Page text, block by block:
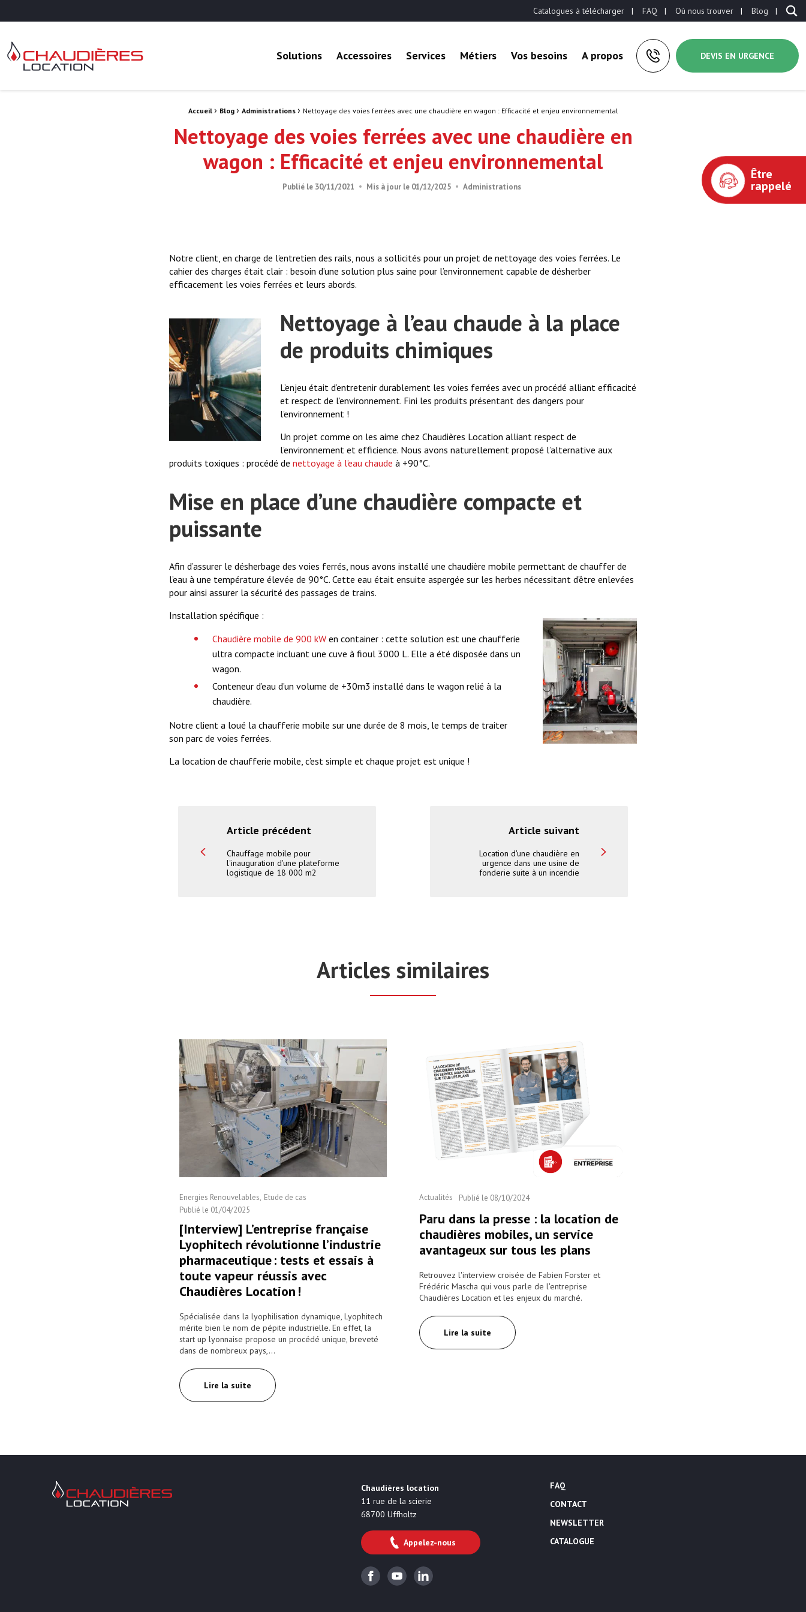
Catalogues à télécharger FAQ Où nous trouver Blog
Chaudières Location Location de chaudière et chaufferie mobile B2B
Solutions Accessoires Services Métiers Vos besoins A propos DEVIS EN URGENCE
Accueil › Blog › Administrations › Nettoyage des voies ferrées avec une chaudière en wagon : Efficacité et enjeu environnemental
Nettoyage des voies ferrées avec une chaudière en
wagon : Efficacité et enjeu environnemental
Publié le 30/11/2021 Mis à jour le 01/12/2025 Administrations
Notre client, en charge de l’entretien des rails, nous a sollicités pour un projet de nettoyage des voies ferrées. Le
cahier des charges était clair : besoin d’une solution plus saine pour l’environnement capable de désherber
efficacement les voies ferrées et leurs abords.
Nettoyage à l’eau chaude à la place
de produits chimiques
L’enjeu était d’entretenir durablement les voies ferrées avec un procédé alliant efficacité
et respect de l’environnement. Fini les produits présentant des dangers pour
l’environnement !
Un projet comme on les aime chez Chaudières Location alliant respect de
l’environnement et efficience. Nous avons naturellement proposé l’alternative aux
produits toxiques : procédé de nettoyage à l’eau chaude à +90°C.
Mise en place d’une chaudière compacte et
puissante
Afin d’assurer le désherbage des voies ferrés, nous avons installé une chaudière mobile permettant de chauffer de
l’eau à une température élevée de 90°C. Cette eau était ensuite aspergée sur les herbes nécessitant d’être enlevées
pour ainsi assurer la sécurité des passages de trains.
Installation spécifique :
Chaudière mobile de 900 kW en container : cette solution est une chaufferie
ultra compacte incluant une cuve à fioul 3000 L. Elle a été disposée dans un
wagon.
Conteneur d’eau d’un volume de +30m3 installé dans le wagon relié à la
chaudière.
Notre client a loué la chaufferie mobile sur une durée de 8 mois, le temps de traiter
son parc de voies ferrées.
La location de chaufferie mobile, c’est simple et chaque projet est unique !
Article précédent
Chauffage mobile pour
l'inauguration d'une plateforme
logistique de 18 000 m2
Article suivant
Location d'une chaudière en
urgence dans une usine de
fonderie suite à un incendie
Articles similaires
Energies Renouvelables Etude de cas
Publié le 01/04/2025
[Interview] L’entreprise française
Lyophitech révolutionne l’industrie
pharmaceutique : tests et essais à
toute vapeur réussis avec
Chaudières Location !
Spécialisée dans la lyophilisation dynamique, Lyophitech
mérite bien le nom de pépite industrielle. En effet, la
start up lyonnaise propose un procédé unique, breveté
dans de nombreux pays,…
Lire la suite
Actualités Publié le 08/10/2024
Paru dans la presse : la location de
chaudières mobiles, un service
avantageux sur tous les plans
Retrouvez l'interview croisée de Fabien Forster et
Frédéric Mascha qui vous parle de l'entreprise
Chaudières Location et les enjeux du marché.
Lire la suite
Chaudières Location Location de chaudière et chaufferie mobile B2B
Chaudières location
11 rue de la scierie
68700 Uffholtz
Appelez-nous
FacebookYoutubeLinkedin
FAQ
CONTACT
NEWSLETTER
CATALOGUE
Être
rappelé